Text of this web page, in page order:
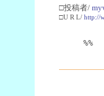
□投稿者/
□U R L/ http://
%%